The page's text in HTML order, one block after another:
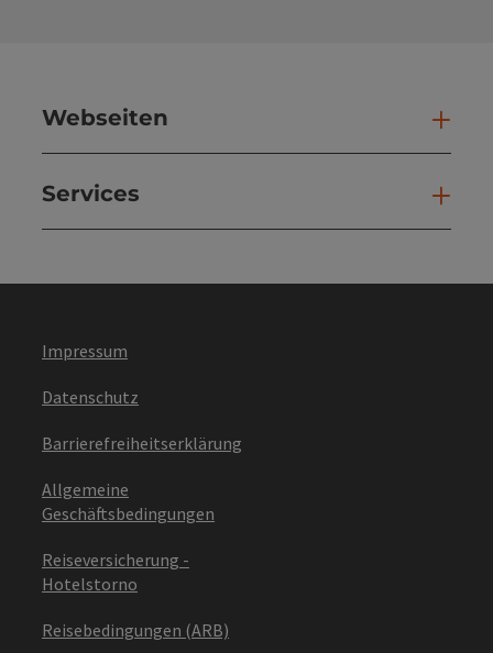
Webseiten
Services
Impressum
Datenschutz
Barrierefreiheitserklärung
Allgemeine
Geschäftsbedingungen
Reiseversicherung -
Hotelstorno
Reisebedingungen (ARB)